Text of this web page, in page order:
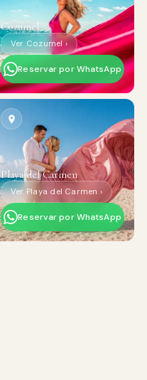
Cozumel
Ver Cozumel ›
Reservar por WhatsApp
Playa del Carmen
Ver Playa del Carmen ›
Reservar por WhatsApp